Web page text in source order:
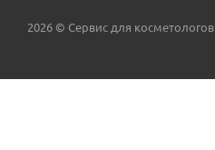
2026 © Сервис для косметологов